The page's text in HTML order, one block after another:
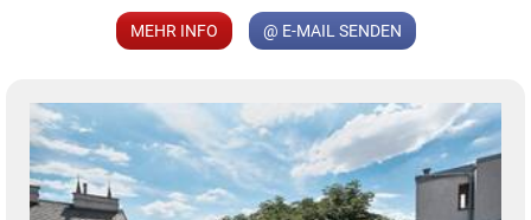
KLIS
MEHR INFO @ E-MAIL SENDEN